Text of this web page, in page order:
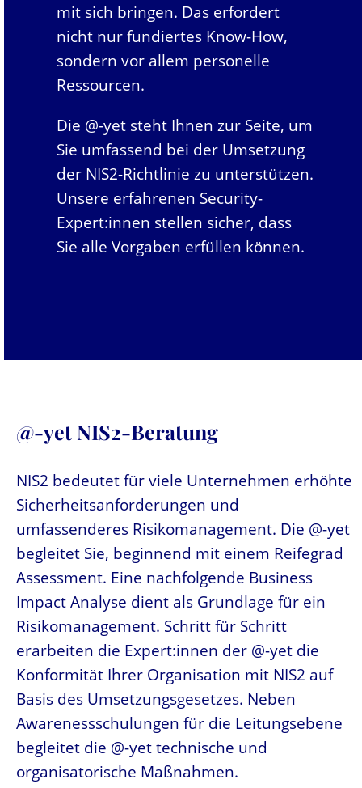
mit sich bringen. Das erfordert
nicht nur fundiertes Know-How,
sondern vor allem personelle
Ressourcen.
Die @-yet steht Ihnen zur Seite, um
Sie umfassend bei der Umsetzung
der NIS2-Richtlinie zu unterstützen.
Unsere erfahrenen Security-
Expert:innen stellen sicher, dass
Sie alle Vorgaben erfüllen können.
@-yet NIS2-Beratung
NIS2 bedeutet für viele Unternehmen erhöhte
Sicherheitsanforderungen und
umfassenderes Risikomanagement. Die @-yet
begleitet Sie, beginnend mit einem Reifegrad
Assessment. Eine nachfolgende Business
Impact Analyse dient als Grundlage für ein
Risikomanagement. Schritt für Schritt
erarbeiten die Expert:innen der @-yet die
Konformität Ihrer Organisation mit NIS2 auf
Basis des Umsetzungsgesetzes. Neben
Awarenessschulungen für die Leitungsebene
begleitet die @-yet technische und
organisatorische Maßnahmen.